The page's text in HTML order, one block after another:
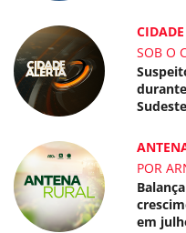
SOB O
POR
em